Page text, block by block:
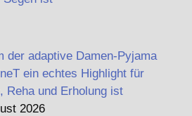
der adaptive Damen-Pyjama
ein echtes Highlight für
Reha und Erholung ist
2026